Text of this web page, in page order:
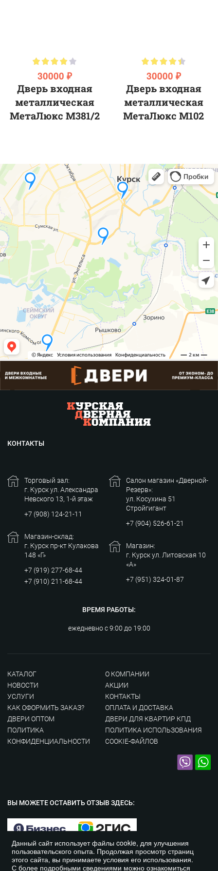
30000 ₽
Дверь входная
металлическая
МетаЛюкс М381/2
30000 ₽
Дверь входная
металлическая
МетаЛюкс M102
КОНТАКТЫ
Торговый зал:
г. Курск ул. Александра
Невского 13, 1-й этаж
+7 (908) 124-21-11
Магазин-склад:
г. Курск пр-кт Кулакова
148 «Г»
+7 (919) 277-68-44
+7 (910) 211-68-44
Салон магазин «Дверной-
Резерв»:
ул. Косухина 51
Стройгигант
+7 (904) 526-61-21
Магазин:
г. Курск ул. Литовская 10
«А»
+7 (951) 324-01-87
ВРЕМЯ РАБОТЫ:
ежедневно с 9:00 до 19:00
КАТАЛОГ
О КОМПАНИИ
НОВОСТИ
АКЦИИ
УСЛУГИ
КОНТАКТЫ
КАК ОФОРМИТЬ ЗАКАЗ?
ОПЛАТА И ДОСТАВКА
ДВЕРИ ОПТОМ
ДВЕРИ ДЛЯ КВАРТИР КПД
ПОЛИТИКА
КОНФИДЕНЦИАЛЬНОСТИ
ПОЛИТИКА ИСПОЛЬЗОВАНИЯ
COOKIE-ФАЙЛОВ
ВЫ МОЖЕТЕ ОСТАВИТЬОТЗЫВ ЗДЕСЬ:
Данный сайт использует файлы cookie, для улучшения
пользовательского опыта. Продолжая просмотр страниц
этого сайта, вы принимаете условия его использования.
С более подробными сведениями можно ознакомиться